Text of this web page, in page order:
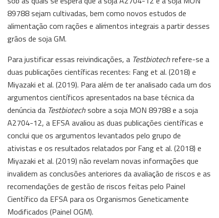
89788 sejam cultivadas, bem como novos estudos de
alimentação com rações e alimentos integrais a partir desses
grãos de soja GM.
Para justificar essas reivindicações, a Testbiotechrefere-se a
duas publicações científicas recentes: Fang et al. (2018) e
Miyazaki et al. (2019). Para além de ter analisado cada um dos
argumentos científicos apresentados na base técnica da
denúncia da Testbiotechsobre a soja MON 89788 e a soja
A2704-12, a EFSA avaliou as duas publicações científicas e
conclui que os argumentos levantados pelo grupo de
ativistas e os resultados relatados por Fang et al. (2018) e
Miyazaki et al. (2019) não revelam novas informações que
invalidem as conclusões anteriores da avaliação de riscos e as
recomendações de gestão de riscos feitas pelo Painel
Científico da EFSA para os Organismos Geneticamente
Modificados (Painel OGM).